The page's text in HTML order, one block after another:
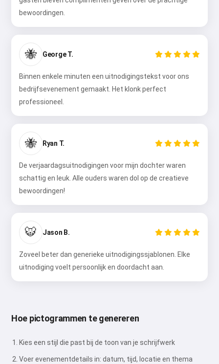
bewoordingen.
🐝 George T.
Binnen enkele minuten een uitnodigingstekst voor ons
bedrijfsevenement gemaakt. Het klonk perfect
professioneel.
🐝 Ryan T.
De verjaardagsuitnodigingen voor mijn dochter waren
schattig en leuk. Alle ouders waren dol op de creatieve
bewoordingen!
🐯 Jason B.
Zoveel beter dan generieke uitnodigingssjablonen. Elke
uitnodiging voelt persoonlijk en doordacht aan.
Hoe pictogrammen te genereren
Kies een stijl die past bij de toon van je schrijfwerk
Voer evenementdetails in: datum, tijd, locatie en thema
Hoi 👋
schrijven en felicitaties 🥰
Privacybeleid